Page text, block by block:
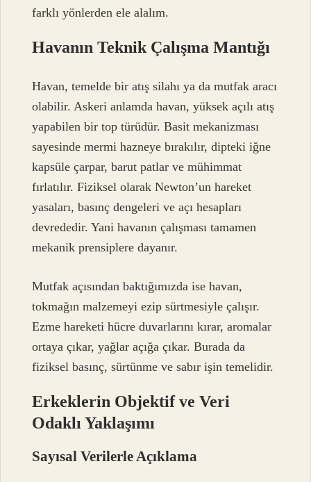
farklı yönlerden ele alalım.
Havanın Teknik Çalışma Mantığı
Havan, temelde bir atış silahı ya da mutfak aracı
olabilir. Askeri anlamda havan, yüksek açılı atış
yapabilen bir top türüdür. Basit mekanizması
sayesinde mermi hazneye bırakılır, dipteki iğne
kapsüle çarpar, barut patlar ve mühimmat
fırlatılır. Fiziksel olarak Newton’un hareket
yasaları, basınç dengeleri ve açı hesapları
devrededir. Yani havanın çalışması tamamen
mekanik prensiplere dayanır.
Mutfak açısından baktığımızda ise havan,
tokmağın malzemeyi ezip sürtmesiyle çalışır.
Ezme hareketi hücre duvarlarını kırar, aromalar
ortaya çıkar, yağlar açığa çıkar. Burada da
fiziksel basınç, sürtünme ve sabır işin temelidir.
Erkeklerin Objektif ve Veri
Odaklı Yaklaşımı
Sayısal Verilerle Açıklama